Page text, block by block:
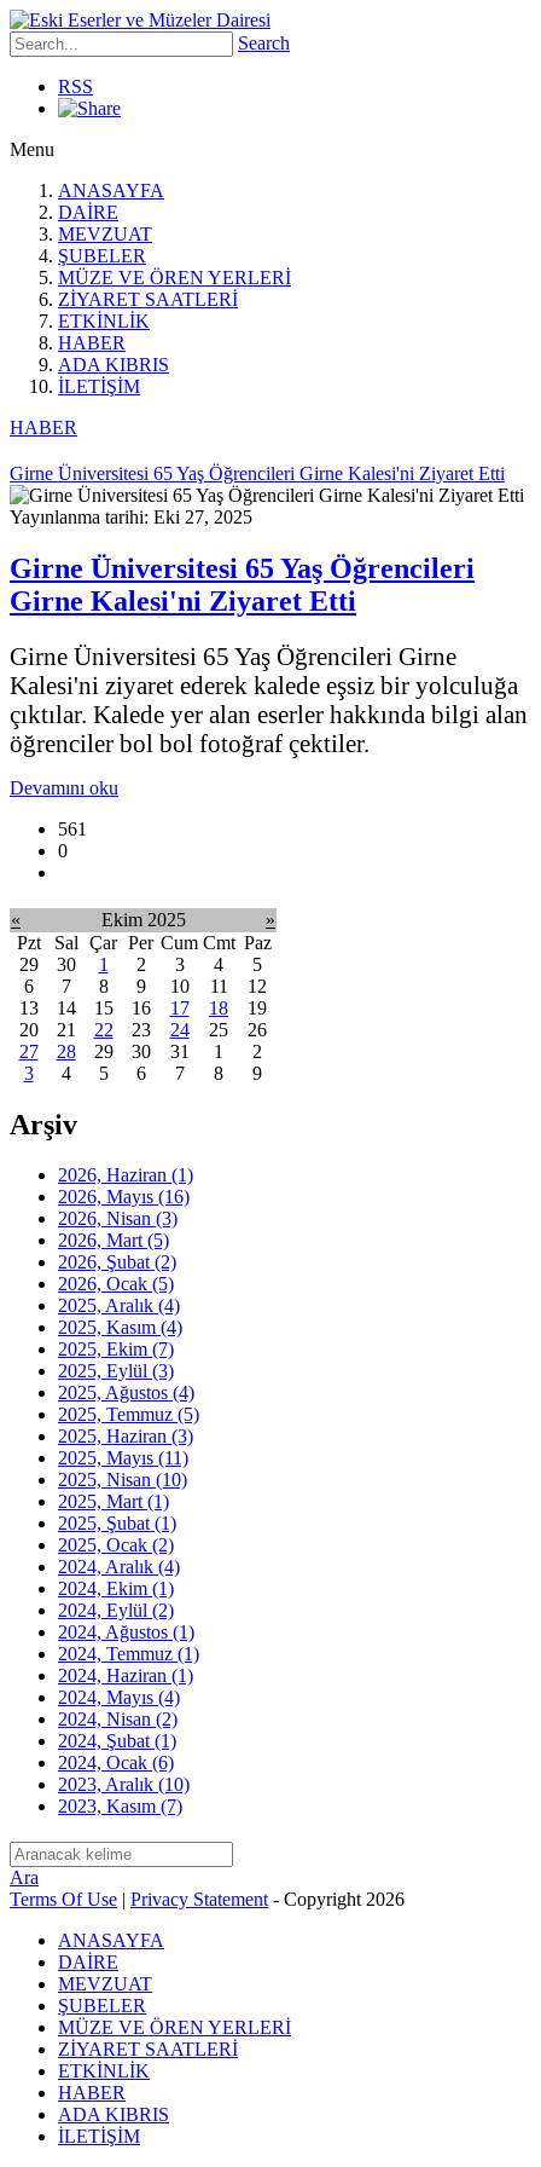
Search
RSS
Menu
ANASAYFA
DAİRE
MEVZUAT
ŞUBELER
MÜZE VE ÖREN YERLERİ
ZİYARET SAATLERİ
ETKİNLİK
HABER
ADA KIBRIS
İLETİŞİM
HABER
Girne Üniversitesi 65 Yaş Öğrencileri Girne Kalesi'ni Ziyaret Etti
Yayınlanma tarihi: Eki 27, 2025
Girne Üniversitesi 65 Yaş Öğrencileri
Girne Kalesi'ni Ziyaret Etti
Girne Üniversitesi 65 Yaş Öğrencileri Girne
Kalesi'ni ziyaret ederek kalede eşsiz bir yolculuğa
çıktılar. Kalede yer alan eserler hakkında bilgi alan
öğrenciler bol bol fotoğraf çektiler.
Devamını oku
561
0
« Ekim 2025
»
Pzt
Sal Çar Per Cum Cmt Paz
29
30 1 2 3 4
5
6
7 8 9 10 11
12
13
14 15 16 17 18
19
20
21 22 23 24 25
26
27
28 29 30 31 1
2
3
4 5 6 7 8 9
Arşiv
2026, Haziran (1)
2026, Mayıs (16)
2026, Nisan (3)
2026, Mart(5)
2026, Şubat(2)
2026, Ocak (5)
2025, Aralık (4)
2025, Kasım (4)
2025, Ekim (7)
2025, Eylül (3)
2025, Ağustos (4)
2025, Temmuz (5)
2025, Haziran (3)
2025, Mayıs (11)
2025, Nisan (10)
2025, Mart(1)
2025, Şubat(1)
2025, Ocak (2)
2024, Aralık (4)
2024, Ekim (1)
2024, Eylül (2)
2024, Ağustos (1)
2024, Temmuz (1)
2024, Haziran (1)
2024, Mayıs (4)
2024, Nisan (2)
2024, Şubat(1)
2024, Ocak (6)
2023, Aralık (10)
2023, Kasım (7)
Ara
Terms Of Use | Privacy Statement - Copyright 2026
ANASAYFA
DAİRE
MEVZUAT
ŞUBELER
MÜZE VE ÖREN YERLERİ
ZİYARET SAATLERİ
ETKİNLİK
HABER
ADA KIBRIS
İLETİŞİM